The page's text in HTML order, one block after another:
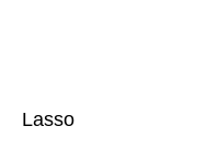
Lasso